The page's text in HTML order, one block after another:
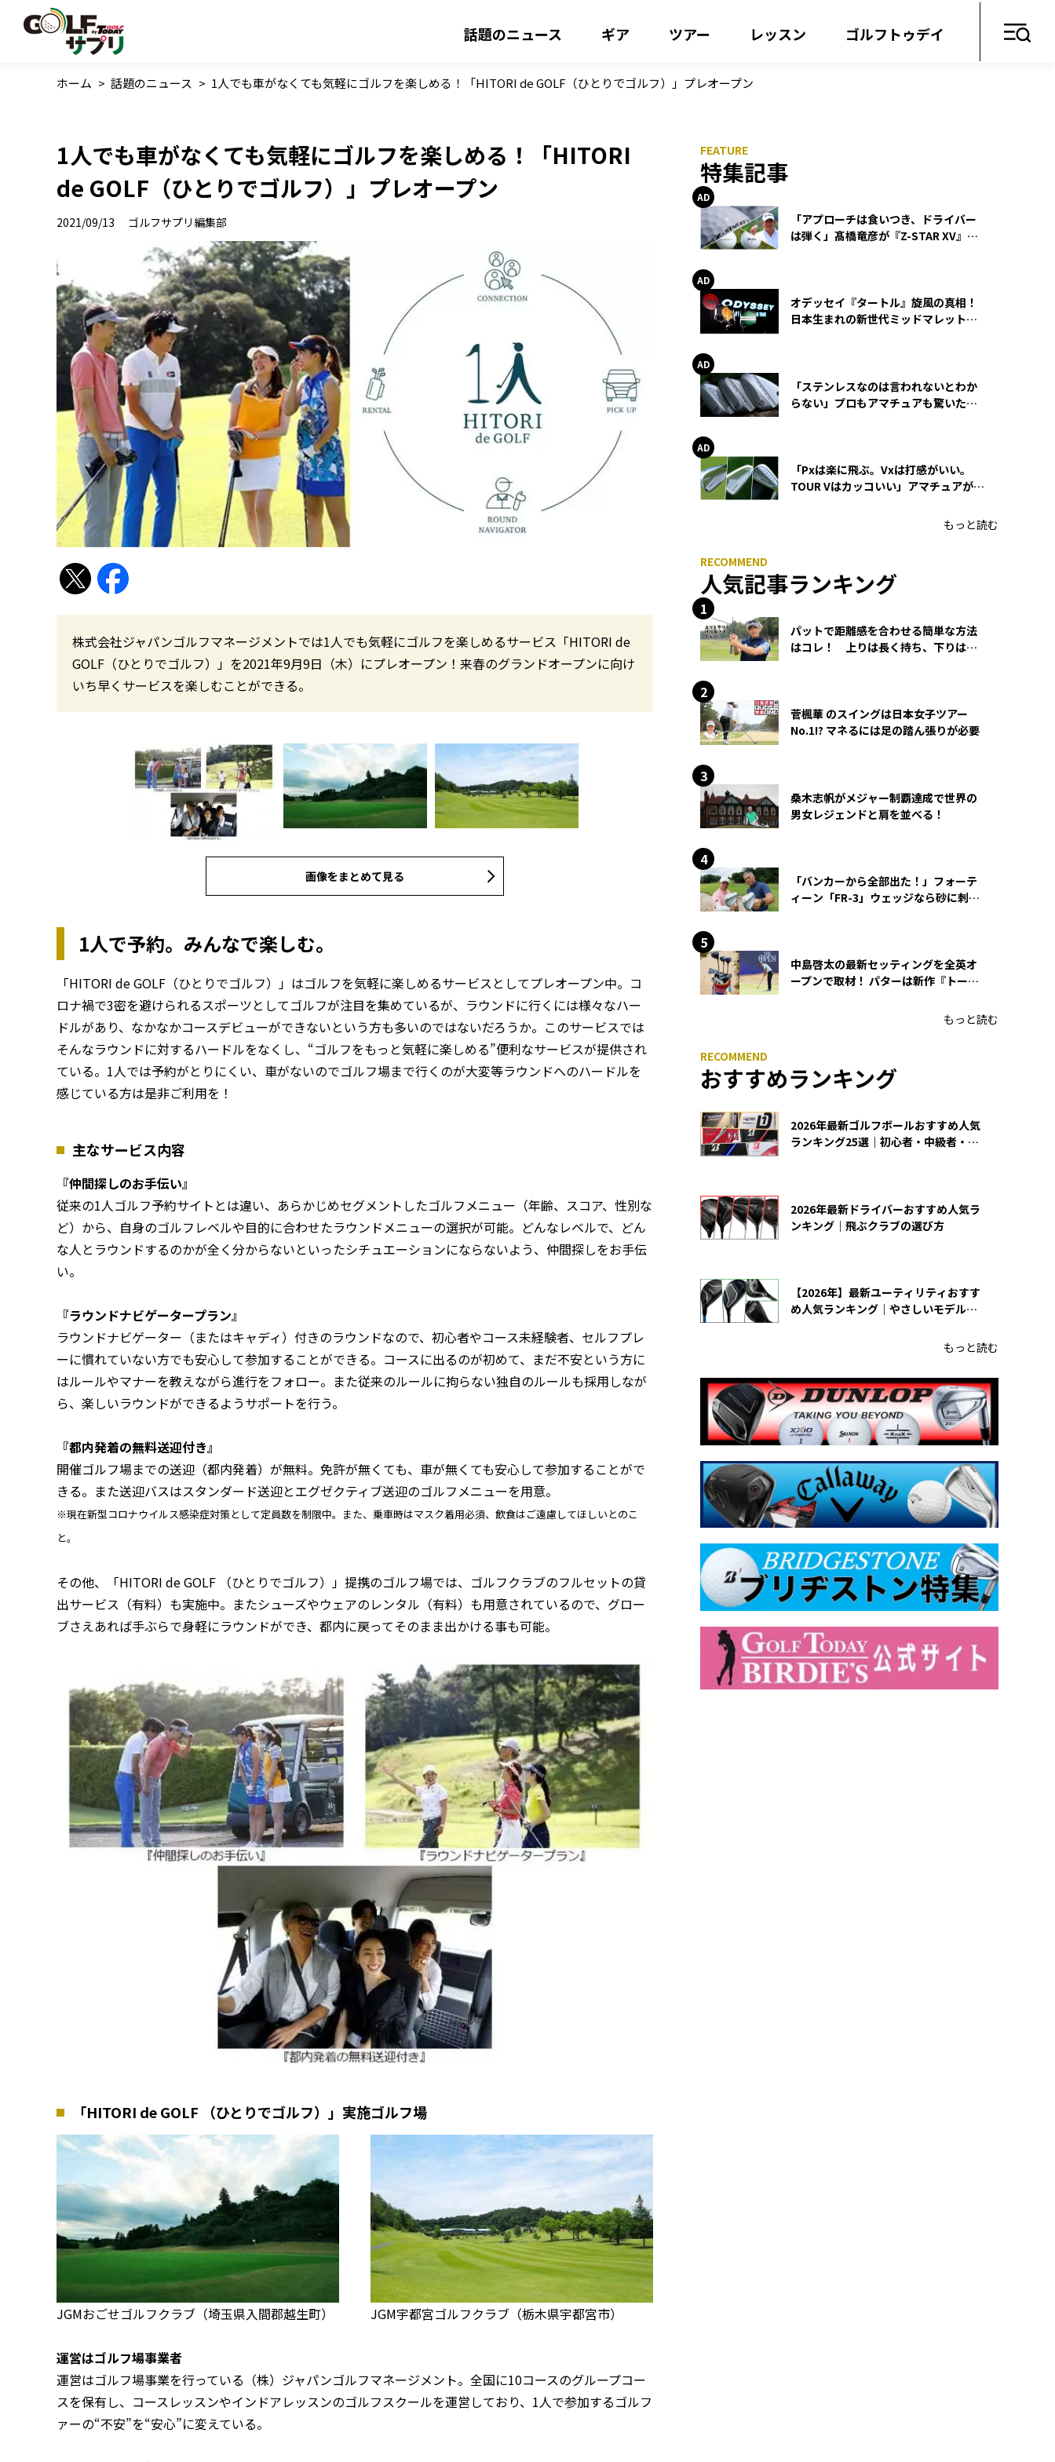
話題のニュース ギア ツアー レッスン ゴルフトゥデイ
ホーム > 話題のニュース > 1人でも車がなくても気軽にゴルフを楽しめる！「HITORI de GOLF（ひとりでゴルフ）」プレオープン
1人でも車がなくても気軽にゴルフを楽しめる！「HITORI
de GOLF（ひとりでゴルフ）」プレオープン
2021/09/13 ゴルフサプリ編集部
株式会社ジャパンゴルフマネージメントでは1人でも気軽にゴルフを楽しめるサービス「HITORI de
GOLF（ひとりでゴルフ）」を2021年9月9日（木）にプレオープン！来春のグランドオープンに向け
いち早くサービスを楽しむことができる。
画像をまとめて見る
1人で予約。みんなで楽しむ。
「HITORI de GOLF（ひとりでゴルフ）」はゴルフを気軽に楽しめるサービスとしてプレオープン中。コ
ロナ禍で3密を避けられるスポーツとしてゴルフが注目を集めているが、ラウンドに行くには様々なハー
ドルがあり、なかなかコースデビューができないという方も多いのではないだろうか。このサービスでは
そんなラウンドに対するハードルをなくし、“ゴルフをもっと気軽に楽しめる”便利なサービスが提供され
ている。1人では予約がとりにくい、車がないのでゴルフ場まで行くのが大変等ラウンドへのハードルを
感じている方は是非ご利用を！
主なサービス内容
『仲間探しのお手伝い』
従来の1人ゴルフ予約サイトとは違い、あらかじめセグメントしたゴルフメニュー（年齢、スコア、性別な
ど）から、自身のゴルフレベルや目的に合わせたラウンドメニューの選択が可能。どんなレベルで、どん
な人とラウンドするのかが全く分からないといったシチュエーションにならないよう、仲間探しをお手伝
い。
『ラウンドナビゲータープラン』
ラウンドナビゲーター（またはキャディ）付きのラウンドなので、初心者やコース未経験者、セルフプレ
ーに慣れていない方でも安心して参加することができる。コースに出るのが初めて、まだ不安という方に
はルールやマナーを教えながら進行をフォロー。また従来のルールに拘らない独自のルールも採用しなが
ら、楽しいラウンドができるようサポートを行う。
『都内発着の無料送迎付き』
開催ゴルフ場までの送迎（都内発着）が無料。免許が無くても、車が無くても安心して参加することがで
きる。また送迎バスはスタンダード送迎とエグゼクティブ送迎のゴルフメニューを用意。
※現在新型コロナウイルス感染症対策として定員数を制限中。また、乗車時はマスク着用必須、飲食はご遠慮してほしいとのこ
と。
その他、「HITORI de GOLF （ひとりでゴルフ）」提携のゴルフ場では、ゴルフクラブのフルセットの貸
出サービス（有料）も実施中。またシューズやウェアのレンタル（有料）も用意されているので、グロー
ブさえあれば手ぶらで身軽にラウンドができ、都内に戻ってそのまま出かける事も可能。
「HITORI de GOLF （ひとりでゴルフ）」実施ゴルフ場
JGMおごせゴルフクラブ（埼玉県入間郡越生町） JGM宇都宮ゴルフクラブ（栃木県宇都宮市）
運営はゴルフ場事業者
運営はゴルフ場事業を行っている（株）ジャパンゴルフマネージメント。全国に10コースのグループコー
スを保有し、コースレッスンやインドアレッスンのゴルフスクールを運営しており、1人で参加するゴルフ
ァーの“不安”を“安心”に変えている。
特集記事
「アプローチは食いつき、ドライバー
は弾く」髙橋竜彦が『Z-STAR XV』を
オデッセイ『タートル』旋風の真相！
日本生まれの新世代ミッドマレットが
「ステンレスなのは言われないとわか
らない」プロもアマチュアも驚いた
「Pxは楽に飛ぶ。Vxは打感がいい。
TOUR Vはカッコいい」アマチュアが選
もっと読む
人気記事ランキング
パットで距離感を合わせる簡単な方法
はコレ！ 上りは長く持ち、下りは短
菅楓華 のスイングは日本女子ツアー
No.1!? マネるには足の踏ん張りが必要
桑木志帆がメジャー制覇達成で世界の
男女レジェンドと肩を並べる！
「バンカーから全部出た！」フォーテ
ィーン「FR-3」ウェッジなら砂に刺さ
中島啓太の最新セッティングを全英オ
ープンで取材！ パターは新作『トーチ
もっと読む
おすすめランキング
2026年最新ゴルフボールおすすめ人気
ランキング25選｜初心者・中級者・上
2026年最新ドライバーおすすめ人気ラ
ンキング｜飛ぶクラブの選び方
【2026年】最新ユーティリティおすす
め人気ランキング｜やさしいモデルの
もっと読む